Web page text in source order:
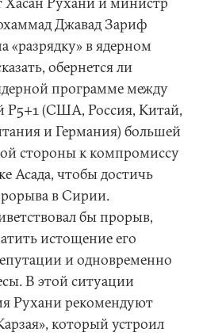
Джавад Зариф
«разрядку» в ядерном
обернется ли
программе между
P5+1 (США, Россия, Китай,
и Германия) большей
стороны к компромиссу
Асада, чтобы достичь
в Сирии.
бы прорыв,
истощение его
и одновременно
В этой ситуации
Рухани рекомендуют
который устроил